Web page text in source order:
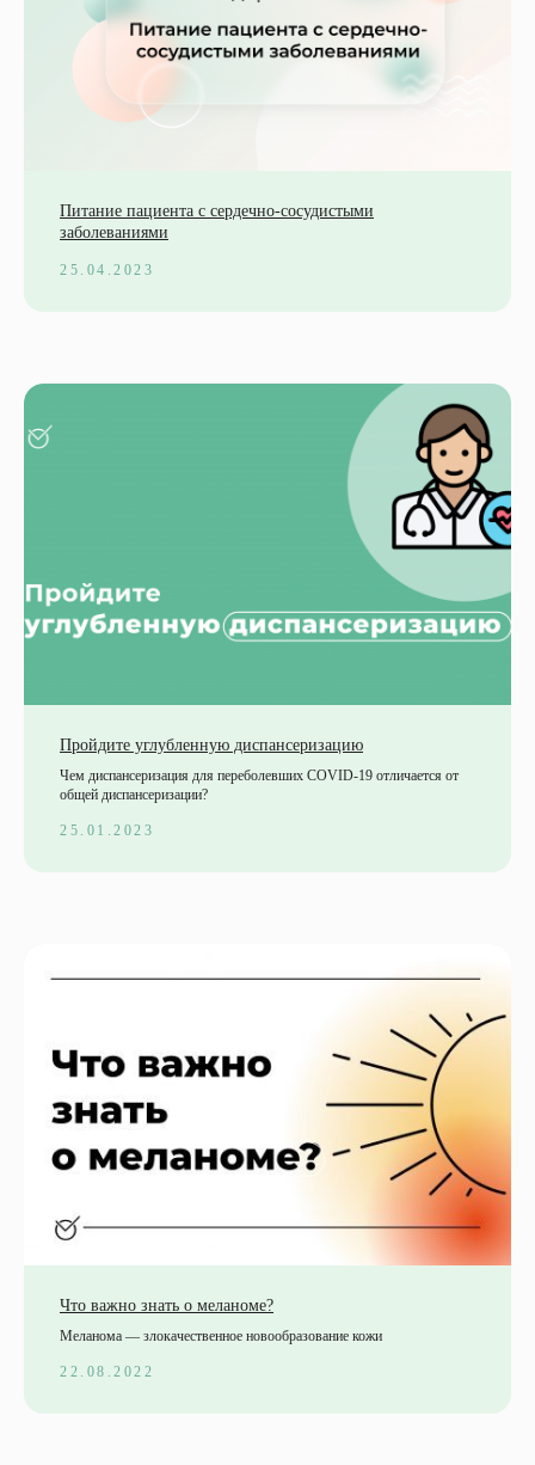
Питание пациента с сердечно-сосудистыми
заболеваниями
25.04.2023
Пройдите углубленную диспансеризацию
Чем диспансеризация для переболевших COVID-19 отличается от
общей диспансеризации?
25.01.2023
Что важно знать о меланоме?
Меланома — злокачественное новообразование кожи
22.08.2022